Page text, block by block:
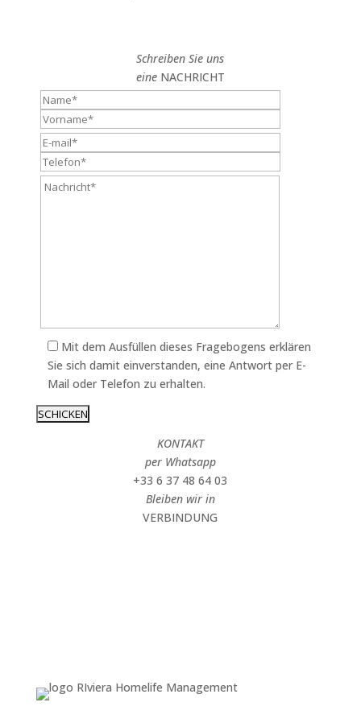
Schreiben Sie uns
eineNACHRICHT
Mit dem Ausfüllen dieses Fragebogens erklären
Sie sich damit einverstanden, eine Antwort per E-
Mail oder Telefon zu erhalten.
KONTAKT
per Whatsapp
+33 6 37 48 64 03
Bleiben wir in
VERBINDUNG